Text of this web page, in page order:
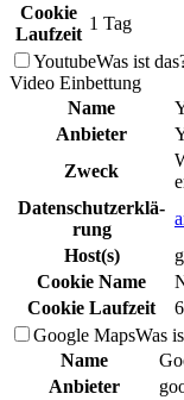
Cookie
Laufzeit
1 Tag
YoutubeWas ist
Video Einbettung
Name
Anbieter
Zweck
Daten­schutz­erklä­
rung
Host(s)
Cookie Name
Cookie Laufzeit
Google MapsWas
Name
Anbieter